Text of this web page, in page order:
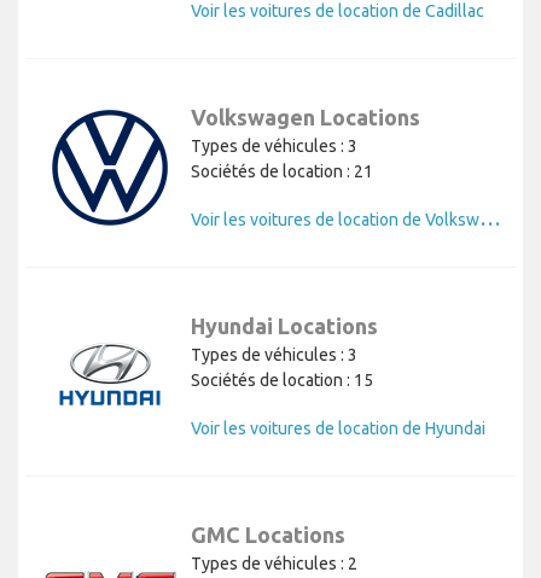
Voir les voitures de location de Cadillac
Volkswagen Locations
Types de véhicules : 3
Sociétés de location : 21
V
oir les voitures de location de Volkswagen
Hyundai Locations
Types de véhicules : 3
Sociétés de location : 15
Voir les voitures de location de Hyundai
GMC Locations
Types de véhicules : 2